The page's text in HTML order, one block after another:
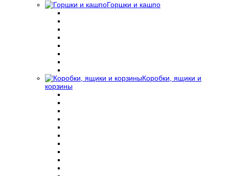
Горшки и кашпо
Коробки, ящики и
корзины